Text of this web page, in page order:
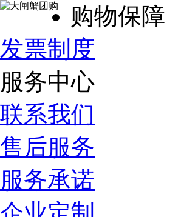
购物保障
发票制度
服务中心
联系我们
售后服务
服务承诺